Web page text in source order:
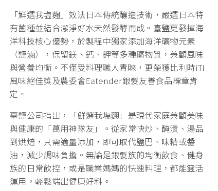
「鮮選我塩麴」效法日本傳統釀造技術，嚴選日本特
有菌種並結合潔淨好水天然發酵而成。臺鹽更發揮海
洋科技核心優勢，於製程中獨家添加海洋礦物元素
（鹽滷），保留鎂、鈣、鉀等多種礦物質，兼顧風味
與營養均衡。不僅受料理職人青睞，更榮獲比利時iTi
風味絕佳獎及農委會Eatender銀髮友善食品標章肯
定。
臺鹽公司指出，「鮮選我塩麴」是現代家庭兼顧美味
與健康的「萬用神隊友」。從家常快炒、醃漬、湯品
到烘焙，只需適量添加，即可取代鹽巴、味精或醬
油，減少調味負擔。無論是銀髮族的均衡飲食、健身
族的日常飲控，或是職業媽媽的快速料理，都能靈活
運用，輕鬆端出健康好料。